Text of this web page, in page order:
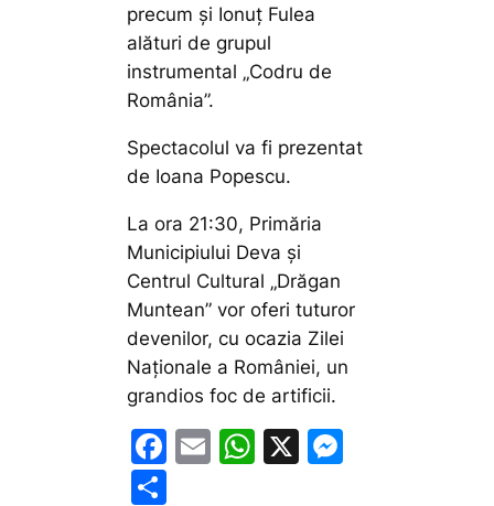
precum și Ionuț Fulea
alături de grupul
instrumental „Codru de
România”.
Spectacolul va fi prezentat
de Ioana Popescu.
La ora 21:30, Primăria
Municipiului Deva și
Centrul Cultural „Drăgan
Muntean” vor oferi tuturor
devenilor, cu ocazia Zilei
Naționale a României, un
grandios foc de artificii.
F
E
W X